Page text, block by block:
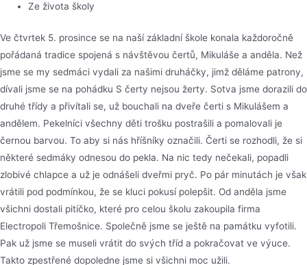
Ze života školy
Ve čtvrtek 5. prosince se na naší základní škole konala každoročně
pořádaná tradice spojená s návštěvou čertů, Mikuláše a anděla. Než
jsme se my sedmáci vydali za našimi druháčky, jimž děláme patrony,
dívali jsme se na pohádku S čerty nejsou žerty. Sotva jsme dorazili do
druhé třídy a přivítali se, už bouchali na dveře čerti s Mikulášem a
andělem. Pekelníci všechny děti trošku postrašili a pomalovali je
černou barvou. To aby si nás hříšníky označili. Čerti se rozhodli, že si
některé sedmáky odnesou do pekla. Na nic tedy nečekali, popadli
zlobivé chlapce a už je odnášeli dveřmi pryč. Po pár minutách je však
vrátili pod podmínkou, že se kluci pokusí polepšit. Od anděla jsme
všichni dostali pitíčko, které pro celou školu zakoupila firma
Electropoli Třemošnice. Společně jsme se ještě na památku vyfotili.
Pak už jsme se museli vrátit do svých tříd a pokračovat ve výuce.
Takto zpestřené dopoledne jsme si všichni moc užili.